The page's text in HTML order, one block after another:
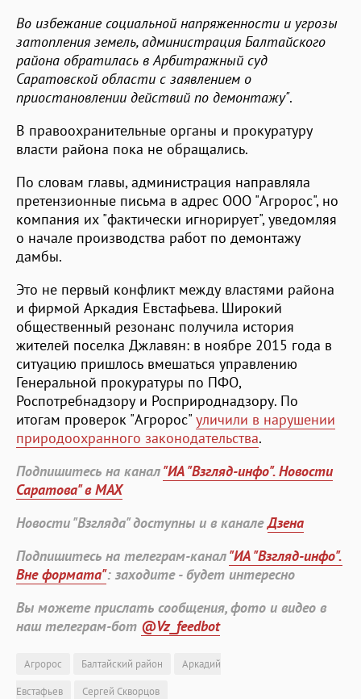
Во избежание социальной напряженности и угрозы
затопления земель, администрация Балтайского
района обратилась в Арбитражный суд
Саратовской области с заявлением о
приостановлении действий по демонтажу".
В правоохранительные органы и прокуратуру
власти района пока не обращались.
По словам главы, администрация направляла
претензионные письма в адрес ООО "Агророс", но
компания их "фактически игнорирует", уведомляя
о начале производства работ по демонтажу
дамбы.
Это не первый конфликт между властями района
и фирмой Аркадия Евстафьева. Широкий
общественный резонанс получила история
жителей поселка Джлавян: в ноябре 2015 года в
ситуацию пришлось вмешаться управлению
Генеральной прокуратуры по ПФО,
Роспотребнадзору и Росприроднадзору. По
итогам проверок "Агророс" уличили в нарушении
природоохранного законодательства.
Подпишитесь на канал"ИА "Взгляд-инфо". Новости
Саратова" в MAX
Новости "Взгляда" доступны и в каналеДзена
Подпишитесь на телеграм-канал"ИА "Взгляд-инфо".
Вне формата": заходите - будет интересно
Вы можете прислать сообщения, фото и видео в
наш телеграм-бот @Vz_feedbot
Агророс Балтайский район
Аркадий
Евстафьев
Сергей Скворцов